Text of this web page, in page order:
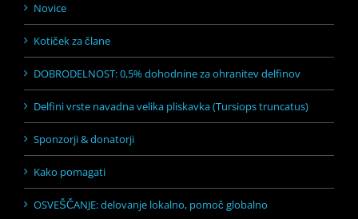
Novice
Kotiček za člane
DOBRODELNOST: 0,5% dohodnine za ohranitev delfinov
Delfini vrste navadna velika pliskavka (Tursiops truncatus)
Sponzorji & donatorji
Kako pomagati
OSVEŠČANJE: delovanje lokalno, pomoč globalno